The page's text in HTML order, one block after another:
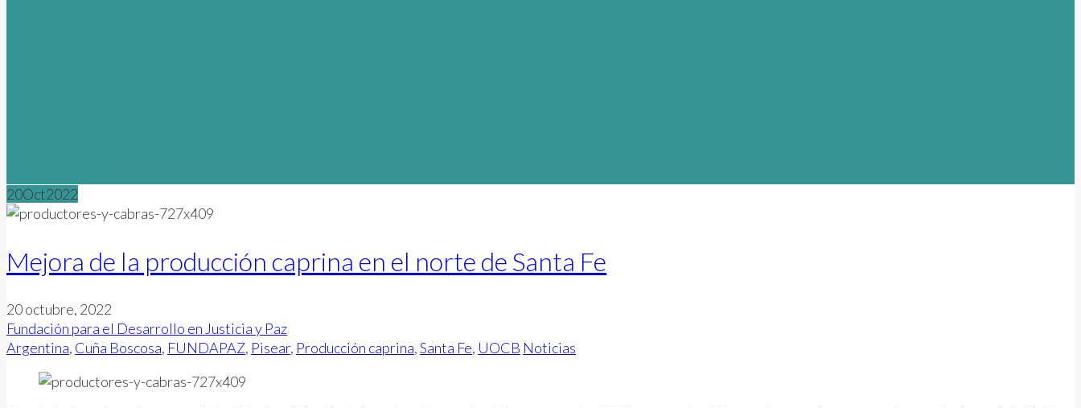
20Oct2022
Mejora de la producción caprina en el norte de Santa Fe
20 octubre, 2022
Fundación para el Desarrollo en Justicia y Paz
Argentina, Cuña Boscosa, FUNDAPAZ, Pisear, Producción caprina,Santa Fe, UOCB Noticias